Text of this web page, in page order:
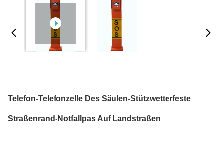
Telefon-Telefonzelle Des Säulen-Stützwetterfeste
Straßenrand-Notfallpas Auf Landstraßen